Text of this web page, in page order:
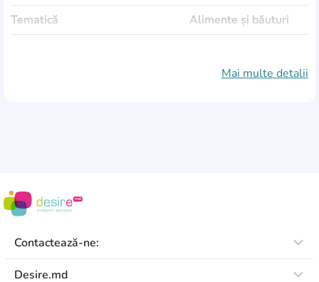
Tematică
Alimente și băuturi
Mai multe detalii
Contactează-ne:
Desire.md